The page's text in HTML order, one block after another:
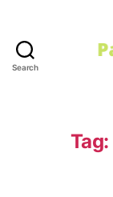
Search
Tag: